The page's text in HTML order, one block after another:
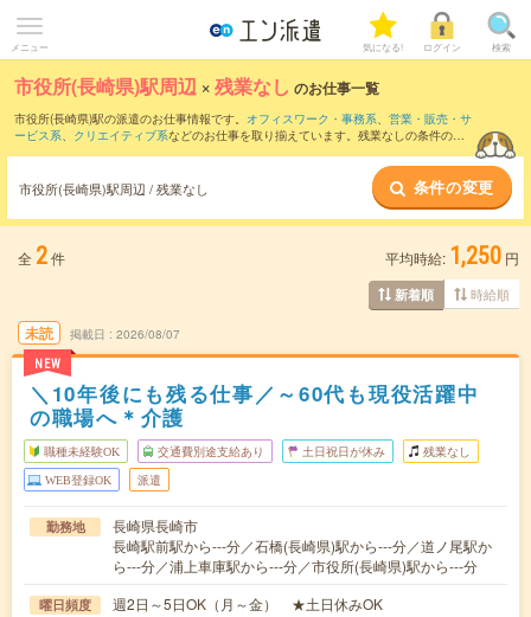
メニュー 気になる! ログイン 検索
市役所(長崎県)駅周辺 ×残業なし のお仕事一覧
市役所(長崎県)駅の派遣のお仕事情報です。 オフィスワーク・事務系、 営業・販売・サ
ービス系、 クリエイティブ系などのお仕事を取り揃えています。残業なしの条件の他
市役所(長崎県)駅周辺 / 残業なし 条件の変更
全 2件 平均時給: 1,250 円
新着順 時給順
未読
NEW
掲載日 2026/08/07
＼10年後にも残る仕事／～60代も現役活躍中
の職場へ＊介護
職種未経験OK 交通費別途支給あり 土日祝日が休み 残業なし
WEB登録OK 派遣
勤務地
長崎県長崎市
長崎駅前駅から---分／石橋(長崎県)駅から---分／道ノ尾駅か
ら---分／浦上車庫駅から---分／市役所(長崎県)駅から---分
曜日頻度 週2日～5日OK（月～金） ★土日休みOK